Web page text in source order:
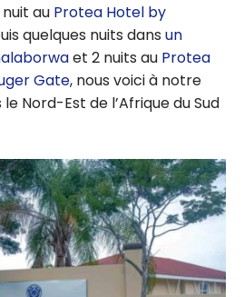
au Protea Hotel by
quelques nuits dans un
et 2 nuits au Protea
Gate, nous voici à notre
Nord-Est de l’Afrique du Sud